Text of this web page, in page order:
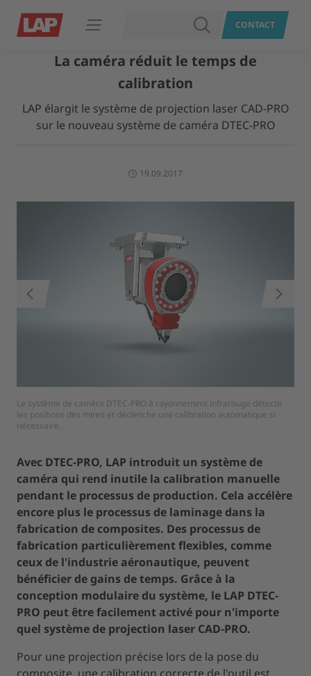
Ouvrir le menu RECHERCHER
CONTACT
La caméra réduit le temps de
calibration
LAP élargit le système de projection laser CAD-PRO
sur le nouveau système de caméra DTEC-PRO
19.09.2017
RETOUR
Le système de caméra DTEC-PRO à rayonnement infrarouge détecte
les positions des mires et déclenche une calibration automatique si
nécessaire.
Le système de caméra DTEC-PRO à rayonnement infrarouge détecte
les positions des mires et déclenche une calibration automatique si
nécessaire.
Il suffit de déplacer les pièces sur les tables mobiles dans le champ de
vision de la caméra.
Il suffit de déplacer les pièces sur les tables mobiles dans le champ de
vision de la caméra.
Avec DTEC-PRO, LAP introduit un système de
caméra qui rend inutile la calibration manuelle
pendant le processus de production. Cela accélère
encore plus le processus de laminage dans la
fabrication de composites. Des processus de
fabrication particulièrement flexibles, comme
ceux de l'industrie aéronautique, peuvent
bénéficier de gains de temps. Grâce à la
conception modulaire du système, le LAP DTEC-
PRO peut être facilement activé pour n'importe
quel système de projection laser CAD-PRO.
Pour une projection précise lors de la pose du